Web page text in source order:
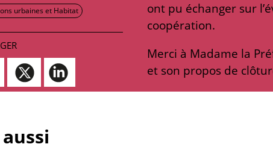
ont pu échanger sur
coopération.
Merci à Madame la
et son propos de
urbaines et Habitat